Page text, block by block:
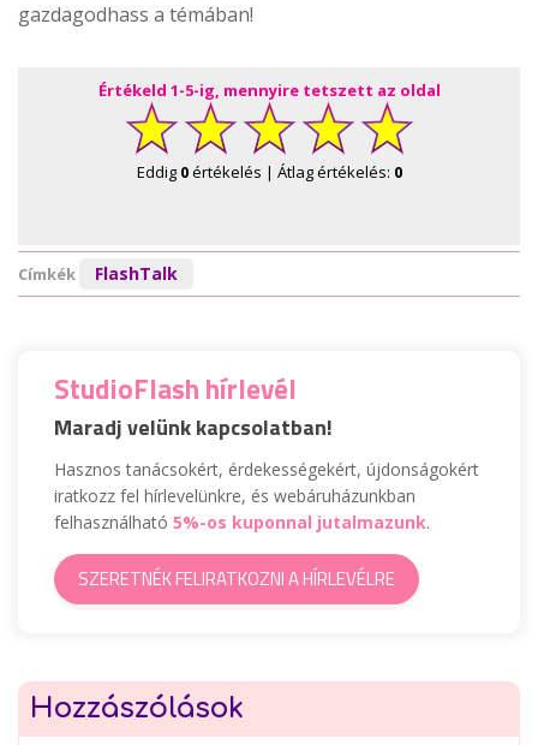
gazdagodhass a témában!
Értékeld 1-5-ig, mennyire tetszett az oldal
Eddig 0értékelés | Átlag értékelés: 0
Címkék FlashTalk
StudioFlash hírlevél
Maradj velünk kapcsolatban!
Hasznos tanácsokért, érdekességekért, újdonságokért
iratkozz fel hírlevelünkre, és webáruházunkban
felhasználható 5%-os kuponnal jutalmazunk.
SZERETNÉK FELIRATKOZNI A HÍRLEVÉLRE
Hozzászólások